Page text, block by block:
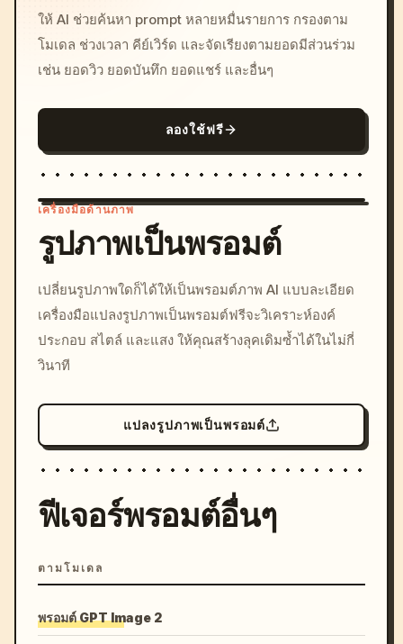
ให้ AI ช่วยค้นหา prompt หลายหมื่นรายการ กรองตาม
โมเดล ช่วงเวลา คีย์เวิร์ด และจัดเรียงตามยอดมีส่วนร่วม
เช่น ยอดวิว ยอดบันทึก ยอดแชร์ และอื่นๆ
ลองใช้ฟรี
c, cyberpunk sunset, neon
colors, 8k --v 6.0
เครื่องมือด้านภาพ
รูปภาพเป็นพรอมต์
เปลี่ยนรูปภาพใดก็ได้ให้เป็นพรอมต์ภาพ AI แบบละเอียด
เครื่องมือแปลงรูปภาพเป็นพรอมต์ฟรีจะวิเคราะห์องค์
ประกอบ สไตล์ และแสง ให้คุณสร้างลุคเดิมซ้ำได้ในไม่กี่
วินาที
แปลงรูปภาพเป็นพรอมต์
ฟีเจอร์พรอมต์อื่นๆ
ตามโมเดล
พรอมต์ GPT Image 2